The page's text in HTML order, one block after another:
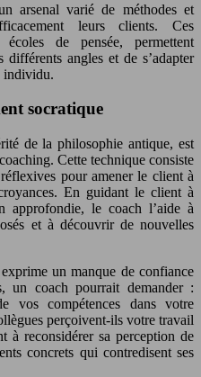
arsenal varié de méthodes et
leurs clients. Ces
de pensée, permettent
différents angles et de s’adapter
individu.
socratique
de la philosophie antique, est
Cette technique consiste
pour amener le client à
En guidant le client à
approfondie, le coach l’aide à
et à découvrir de nouvelles
un manque de confiance
un coach pourrait demander :
vos compétences dans votre
perçoivent-ils votre travail
à reconsidérer sa perception de
concrets qui contredisent ses